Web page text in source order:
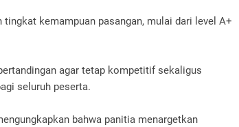
kemampuan pasangan, mulai dari level A+
agar tetap kompetitif sekaligus
seluruh peserta.
bahwa panitia menargetkan